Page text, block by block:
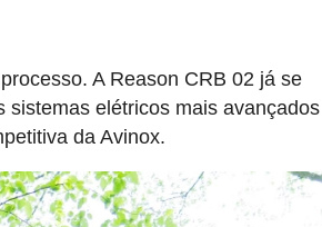
A Reason CRB 02 já se
elétricos mais
da Avinox.